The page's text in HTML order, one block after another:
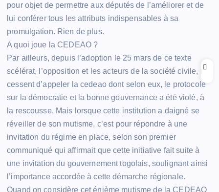
pour objet de permettre aux députés de l’améliorer et de
lui conférer tous les attributs indispensables à sa
promulgation. Rien de plus.
A quoi joue la CEDEAO ?
Par ailleurs, depuis l’adoption le 25 mars de ce texte
scélérat, l’opposition et les acteurs de la société civile, ne
cessent d’appeler la cedeao dont selon eux, le protocole
sur la démocratie et la bonne gouvernance a été violé, à
la rescousse. Mais lorsque cette institution a daigné se
réveiller de son mutisme, c’est pour répondre à une
invitation du régime en place, selon son premier
communiqué qui affirmait que cette initiative fait suite à
une invitation du gouvernement togolais, soulignant ainsi
l’importance accordée à cette démarche régionale.
Quand on considère cet énième mutisme de la CEDEAO